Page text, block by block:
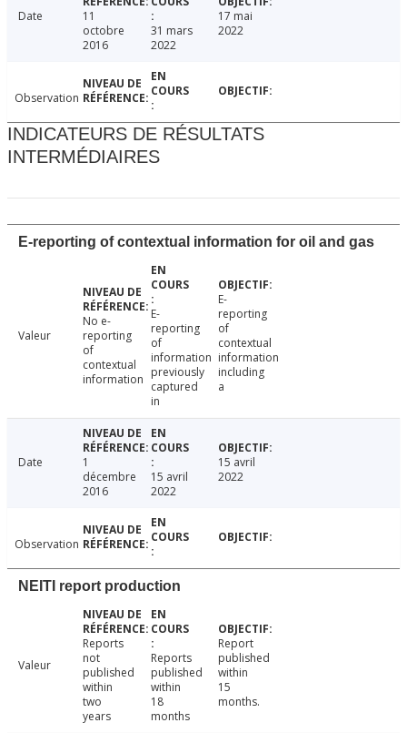
Date
11
octobre
2016
31 mars
2022
17 mai
2022
Observation
INDICATEURS DE RÉSULTATS
INTERMÉDIAIRES
E-reporting of contextual information for oil and gas
Valeur
No e-
reporting
of
contextual
information
E-
reporting
of
information
previously
captured
in
E-
reporting
of
contextual
information
including
a
Date
1
décembre
2016
15 avril
2022
15 avril
2022
Observation
NEITI report production
Valeur
Reports
not
published
within
two
years
Reports
published
within
18
months
Report
published
within
15
months.